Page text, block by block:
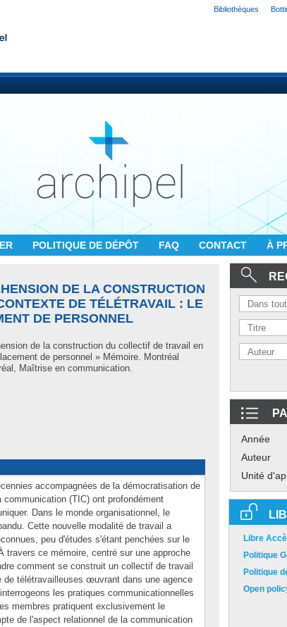
Bibliothèques
POLITIQUE DE DÉPÔT FAQ CONTACT À
DE LA CONSTRUCTION
DE TÉLÉTRAVAIL : LE
DE PERSONNEL
de la construction du collectif de travail en
de personnel » Mémoire. Montréal
Maîtrise en communication.
accompagnées de la démocratisation de
(TIC) ont profondément
Dans le monde organisationnel, le
Cette nouvelle modalité de travail a
peu d'études s'étant penchées sur le
travers ce mémoire, centré sur une approche
comment se construit un collectif de travail
télétravailleuses œuvrant dans une agence
les pratiques communicationnelles
membres pratiquent exclusivement le
de l'aspect relationnel de la communication
Année
Auteur
Unité
Libre
Politique
Politique
Open